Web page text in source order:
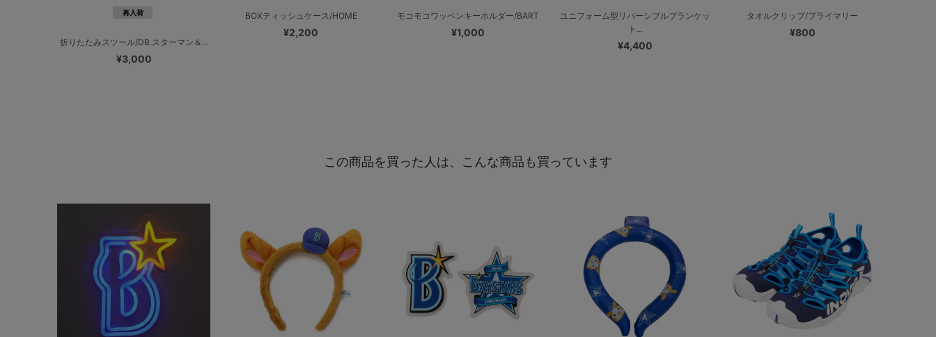
再入荷
折りたたみスツール/DB.スターマン＆...
¥3,000
BOXティッシュケース/HOME
¥2,200
モコモコワッペンキーホルダー/BART
¥1,000
ユニフォーム型リバーシブルブランケッ
ト...
¥4,400
タオルクリップ/プライマリー
¥800
この商品を買った人は、こんな商品も買っています